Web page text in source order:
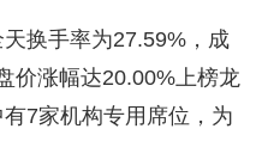
换手率为27.59%，成
价涨幅达20.00%上榜龙
7家机构专用席位，为